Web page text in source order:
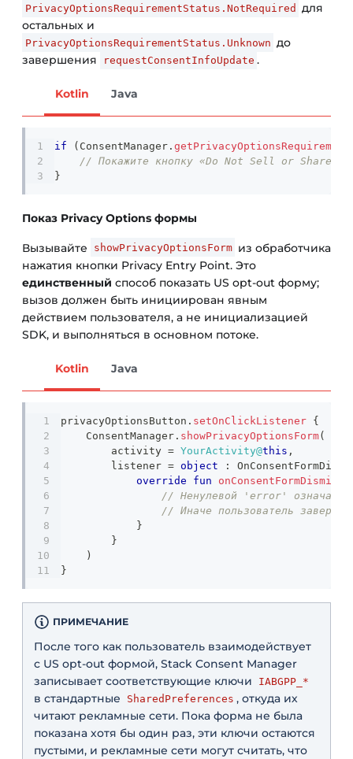
PrivacyOptionsRequirementStatus.NotRequired для
остальных и
PrivacyOptionsRequirementStatus.Unknown до
завершения
requestConsentInfoUpdate .
Kotlin Java
if ( ConsentManager .
// Покажите кнопку «Do Not Sell or Share
}
Показ Privacy Options формы
Вызывайте showPrivacyOptionsForm из обработчика
нажатия кнопки Privacy Entry Point. Это
единственный способ показать US opt-out форму;
вызов должен быть инициирован явным
действием пользователя, а не инициализацией
SDK, и выполняться в основном потоке.
Kotlin Java
privacyOptionsButton . setOnClickListener {
    ConsentManager
. showPrivacyOptionsForm(
        activity
= YourActivity@this ,
        listener
= object :
override
fun
// Ненулевой 'error' означает,
// Иначе пользователь
}
}
)
}
ПРИМЕЧАНИЕ
После того как пользователь взаимодействует
с US opt-out формой, Stack Consent Manager
записывает соответствующие ключи
IABGPP_*
в стандартные SharedPreferences , откуда их
читают рекламные сети. Пока форма не была
показана хотя бы один раз, эти ключи остаются
пустыми, и рекламные сети могут считать, что